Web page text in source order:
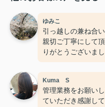
ゆみこ
引っ越しの兼ね合
親切ご丁寧にして
りがとうございまし
Kuma S
管理業務をお願い
ていただき感謝して